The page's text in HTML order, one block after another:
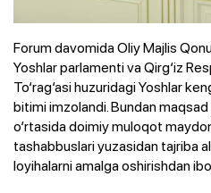
Forum davomida Oliy Majlis
Yoshlar parlamenti va Qirg‘iz
To‘rag‘asi huzuridagi Yoshlar
bitimi imzolandi. Bundan
o‘rtasida doimiy muloqot
tashabbuslari yuzasidan tajriba
loyihalarni amalga oshirishdan